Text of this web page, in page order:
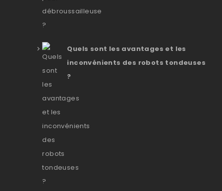
Quels sont les avantages et les
inconvénients des robots tondeuses
?